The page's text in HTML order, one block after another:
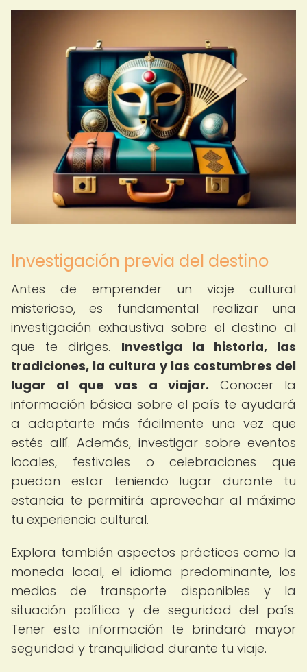
Investigación previa del destino
Antes de emprender un viaje cultural
misterioso, es fundamental realizar una
investigación exhaustiva sobre el destino al
que te diriges. Investiga la historia, las
tradiciones, la cultura y las costumbres del
lugar al que vas a viajar. Conocer la
información básica sobre el país te ayudará
a adaptarte más fácilmente una vez que
estés allí. Además, investigar sobre eventos
locales, festivales o celebraciones que
puedan estar teniendo lugar durante tu
estancia te permitirá aprovechar al máximo
tu experiencia cultural.
Explora también aspectos prácticos como la
moneda local, el idioma predominante, los
medios de transporte disponibles y la
situación política y de seguridad del país.
Tener esta información te brindará mayor
seguridad y tranquilidad durante tu viaje.